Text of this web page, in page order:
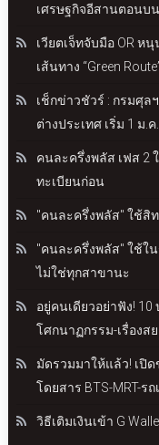
เศรษฐกิจอีสานตอนบน
เวียตเจ็ทจับมือ OR ห
เส้นทาง “Green
เช็กข่าวชัวร์ : กรมศุล
ต่างประเทศ เริ่ม 1 ม.ค
คนละครึ่งพลัส เฟส 2
ทะเบียนก่อน
"คนละครึ่งพลัส" ใช้สิ
"คนละครึ่งพลัส" ใช้ใ
ไม่ใช่ทุกสาขานะ
อยู่คนเดียวอย่าฟัง! 10
โศกนาฏกรรม-เรื่องส
มัดรวมมาให้แล้ว! เปิ
โดยสาร BTS-MRT-รถ
วิธีเติมเงินเข้า G